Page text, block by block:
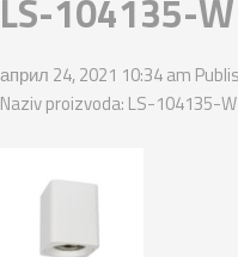
LS-104135-W
април 24, 2021 10:34 am
Naziv proizvoda: LS-104135-